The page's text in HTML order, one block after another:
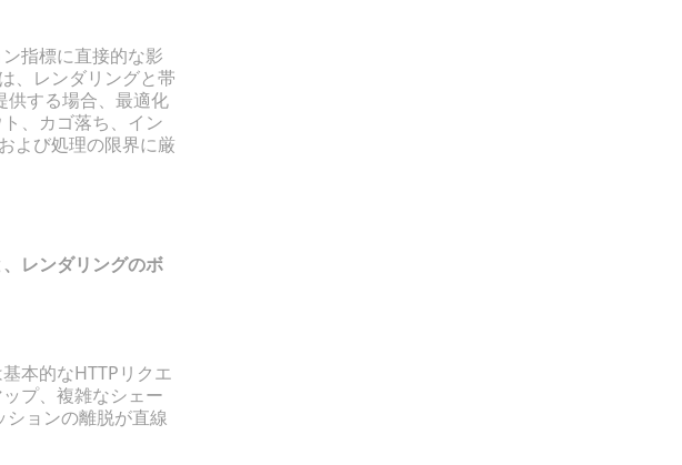
指標に直接的な影
、レンダリングと帯
供する場合、最適化
、カゴ落ち、イン
よび処理の限界に厳
レンダリングのボ
本的なHTTPリクエ
プ、複雑なシェー
ョンの離脱が直線